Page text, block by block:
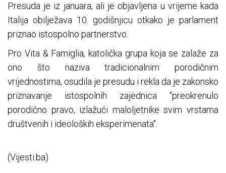
Presuda je iz januara, ali je objavljena u vrijeme kada
Italija obilježava 10. godišnjicu otkako je parlament
priznao istospolno partnerstvo.
Pro Vita & Famiglia, katolička grupa koja se zalaže za
ono što naziva tradicionalnim porodičnim
vrijednostima, osudila je presudu i rekla da je zakonsko
priznavanje istospolnih zajednica "preokrenulo
porodično pravo, izlažući maloljetnike svim vrstama
društvenih i ideoloških eksperimenata".
(Vijesti.ba)